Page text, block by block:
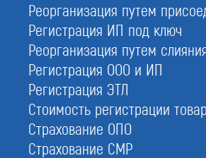
Реорганизация путем
Регистрация ИП под ключ
Реорганизация путем
Регистрация ООО и ИП
Регистрация ЭТЛ
Стоимость регистрации
Страхование ОПО
Страхование СМР
Национальный реестр
проектировщиков
Национальный реестр
информационная система
руководителях и специалистах,
выполнять работы в области